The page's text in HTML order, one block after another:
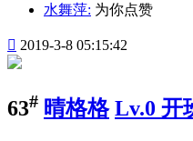
水舞萍: 为你点赞
 2019-3-8 05:15:42
63# 晴格格 Lv.0 开